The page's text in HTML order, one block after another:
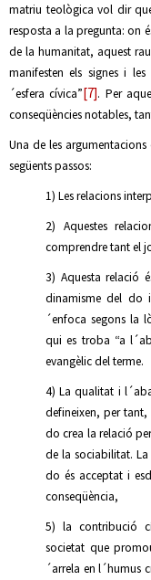
matriu teològica vol dir
resposta a la pregunta: on
de la humanitat, aquest
manifesten els signes i
´esfera cívica”[7]. Per
conseqüències notables,
Una de les
següents passos:
1) Les relacions
2) Aquestes
comprendre tant el
3) Aquesta relació
dinamisme del do
´enfoca segons la
qui es troba “a
evangèlic del terme.
4) La qualitat i
defineixen, per tant,
do crea la relació
de la sociabilitat.
do és acceptat i
conseqüència,
5) la contribució
societat que
´arrela en l´humus